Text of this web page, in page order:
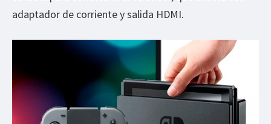
adaptador de corriente y salida HDMI.